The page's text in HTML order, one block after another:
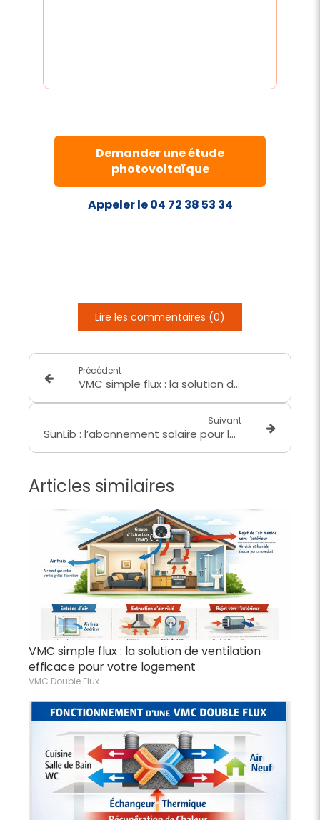
Demander une étude
photovoltaïque
Appeler le 04 72 38 53 34
Lire les commentaires (0)
Précédent
VMC simple flux : la solution de ventilation efficace pour votre logement
Suivant
SunLib : l’abonnement solaire pour les particuliers
Articles similaires
VMC simple flux : la solution de ventilation
efficace pour votre logement
VMC Double Flux